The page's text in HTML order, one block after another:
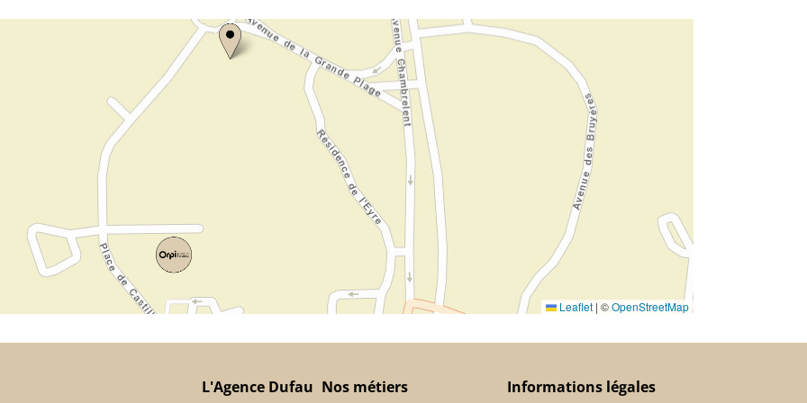
Leaflet | ©OpenStreetMap
L'Agence Dufau Nos métiers Informations légales